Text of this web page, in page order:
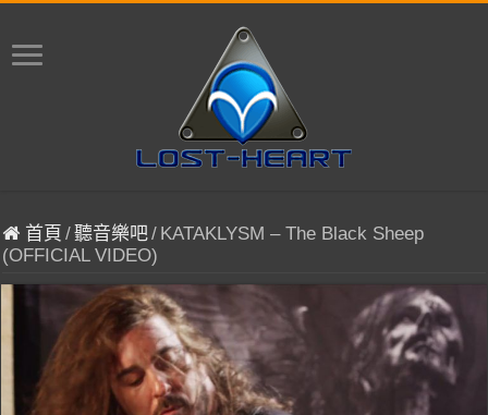
首頁 /聽音樂吧/ KATAKLYSM – The Black Sheep
(OFFICIAL VIDEO)